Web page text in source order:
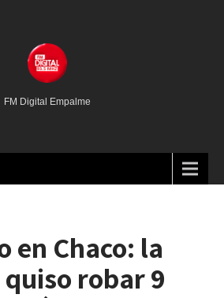
FM Digital Empalme
en Chaco: la
robar 9